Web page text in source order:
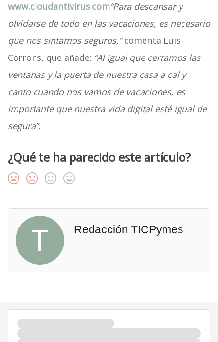
www.cloudantivirus.com“Para descansar y
olvidarse de todo en las vacaciones, es necesario
que nos sintamos seguros,”comenta Luis
Corrons, que añade: “Al igual que cerramos las
ventanas y la puerta de nuestra casa a cal y
canto cuando nos vamos de vacaciones, es
importante que nuestra vida digital esté igual de
segura”.
¿Qué te ha parecido este artículo?
T Redacción TICPymes